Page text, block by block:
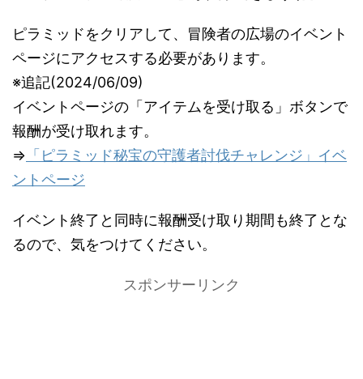
ピラミッドをクリアして、冒険者の広場のイベント
ページにアクセスする必要があります。
※追記(2024/06/09)
イベントページの「アイテムを受け取る」ボタンで
報酬が受け取れます。
⇒ 「ピラミッド秘宝の守護者討伐チャレンジ」イベ
ントページ
イベント終了と同時に報酬受け取り期間も終了とな
るので、気をつけてください。
スポンサーリンク